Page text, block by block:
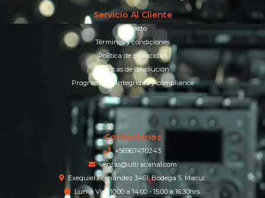
Servicio Al Cliente
Contacto
Términos y condiciones
Política de privacidad
Políticas de devolución
Programa de integridad y compliance
Contáctanos
+56967470243
ventas@ultracanal.com
Exequiel Fernandez 3461, Bodega 5, Macul.
Lun a Vier 10:00 a 14:00 - 15:00 a 16:30hrs.